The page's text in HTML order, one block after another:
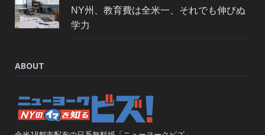
NY州、教育費は全米一、それでも伸びぬ
学力
ABOUT